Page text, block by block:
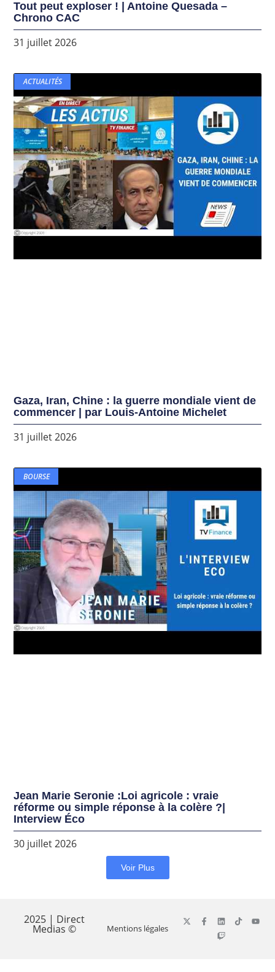
Tout peut exploser ! | Antoine Quesada –
Chrono CAC
31 juillet 2026
ACTUALITÉS
Gaza, Iran, Chine : la guerre mondiale vient de
commencer | par Louis-Antoine Michelet
31 juillet 2026
BOURSE
Jean Marie Seronie :Loi agricole : vraie
réforme ou simple réponse à la colère ?|
Interview Éco
30 juillet 2026
Voir Plus
2025 | Direct
Medias © Mentions légales